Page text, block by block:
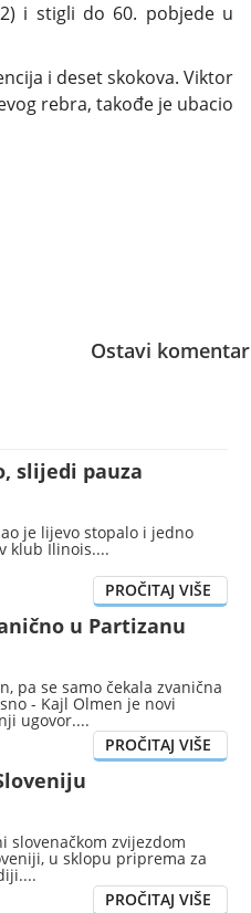
i stigli do 60. pobjede u
i deset skokova. Viktor
rebra, takođe je ubacio
Ostavi komentar
slijedi pauza
je lijevo stopalo i jedno
klub Ilinois.
u Partizanu
pa se samo čekala zvanična
- Kajl Olmen je novi
ugovor.
slovenačkom zvijezdom
u sklopu priprema za